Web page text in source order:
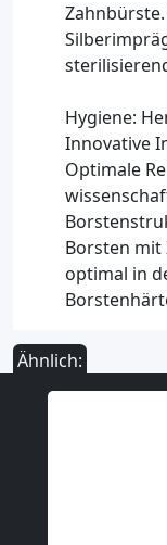
Hygiene:
Innovative
Optimale
Borsten
optimal in
Ähnlich: